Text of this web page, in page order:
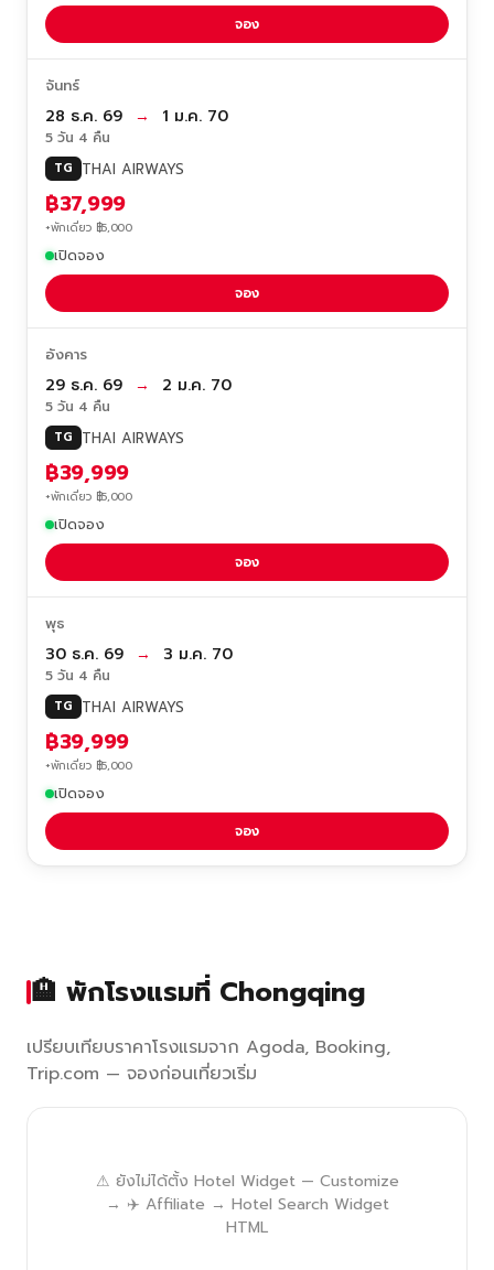
จอง
จันทร์
28 ธ.ค. 69 → 1 ม.ค. 70
5 วัน 4 คืน
TG THAI AIRWAYS
฿37,999
+พักเดี่ยว ฿5,000
เปิดจอง
จอง
อังคาร
29 ธ.ค. 69 → 2 ม.ค. 70
5 วัน 4 คืน
TG THAI AIRWAYS
฿39,999
+พักเดี่ยว ฿5,000
เปิดจอง
จอง
พุธ
30 ธ.ค. 69 → 3 ม.ค. 70
5 วัน 4 คืน
TG THAI AIRWAYS
฿39,999
+พักเดี่ยว ฿5,000
เปิดจอง
จอง
🏨 พักโรงแรมที่ Chongqing
เปรียบเทียบราคาโรงแรมจาก Agoda, Booking,
Trip.com — จองก่อนเที่ยวเริ่ม
⚠ ยังไม่ได้ตั้ง Hotel Widget — Customize
→ ✈️ Affiliate → Hotel Search Widget
HTML